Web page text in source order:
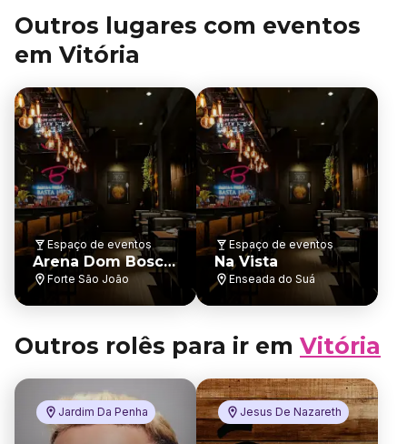
Outros lugares com eventos
em Vitória
Espaço de eventos
Arena Dom Bosco
- Vitória - ES
Forte São João
Espaço de eventos
Na Vista
Enseada do Suá
Outros rolês para ir em Vitória
Jardim Da Penha Jesus De Nazareth